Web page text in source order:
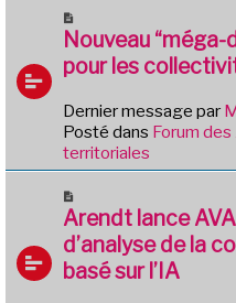
s
s
g
e
o
u
v
a
u
m
s
a
g
Nouveau
pour les
Dernier message par
Posté dans Forum
territoriales
o
u
v
e
Arendt lance
d’analyse de la
basé sur l’IA